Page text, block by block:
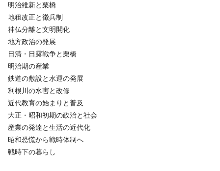
明治維新と栗橋
地租改正と徴兵制
神仏分離と文明開化
地方政治の発展
日清・日露戦争と栗橋
明治期の産業
鉄道の敷設と水運の発展
利根川の水害と改修
近代教育の始まりと普及
大正・昭和初期の政治と社会
産業の発達と生活の近代化
昭和恐慌から戦時体制へ
戦時下の暮らし